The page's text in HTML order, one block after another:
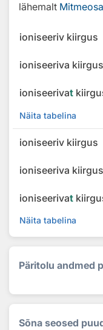
lähemalt
ioniseeriv kiirgus
ioniseeriva
ioniseerivat
Näita tabelina
ioniseeriv kiirgus
ioniseeriva
ioniseerivat
Näita tabelina
Päritolu andmed
Sõna seosed